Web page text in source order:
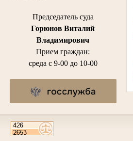
Председатель суда
Горюнов Виталий
Владимирович
Прием граждан:
среда с 9-00 до 10-00